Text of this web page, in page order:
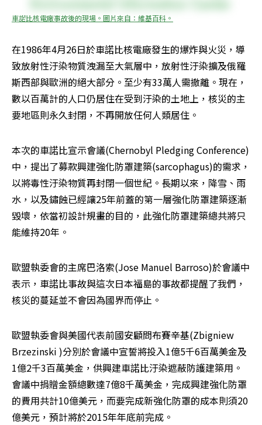
車諾比核電廠事故後的現場。圖片來自：維基百科。
在1986年4月26日於車諾比核電廠發生的爆炸與火災，導
致放射性汙染物質洩漏至大氣層中，放射性汙染擴及俄羅
斯西部與歐洲的絕大部分。至少有33萬人需撤離。現在，
數以百萬計的人口仍居住在受到汙染的土地上，核災的主
要地區則永久封閉，不再開放任何人類居住。
本次的車諾比宣示會議(Chernobyl Pledging Conference)
中，提出了募款興建強化防罩建築(sarcophagus)的需求，
以將毒性汙染物質再封閉一個世紀。長期以來，降雪、雨
水，以及鏽蝕已經讓25年前蓋的第一層強化防罩建築逐漸
毀壞，依當初設計規畫的目的，此強化防罩建築總共將只
能維持20年。
歐盟執委會的主席巴洛索(Jose Manuel Barroso)於會議中
表示，車諾比事故與這次日本福島的事故都提醒了我們，
核災的蔓延並不會因為國界而停止。
歐盟執委會與美國代表前國安顧問布賽辛基(Zbigniew
Brzezinski )分別於會議中宣誓將投入1億5千6百萬美金及
1億2千3百萬美金，供興建車諾比汙染遮蔽防護建築用。
會議中捐贈金額總數達7億8千萬美金，完成興建強化防罩
的費用共計10億美元，而要完成新強化防罩的成本則須20
億美元，預計將於2015年年底前完成。